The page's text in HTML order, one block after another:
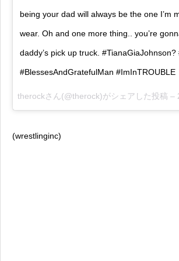
being your dad will always be the one I’m
wear. Oh and one more thing.. you’re
daddy’s pick up truck.
#BlessesAndGratefulMan #ImInTROUBLE
therockさん(@therock)がシェアした投稿 –
(wrestlinginc)